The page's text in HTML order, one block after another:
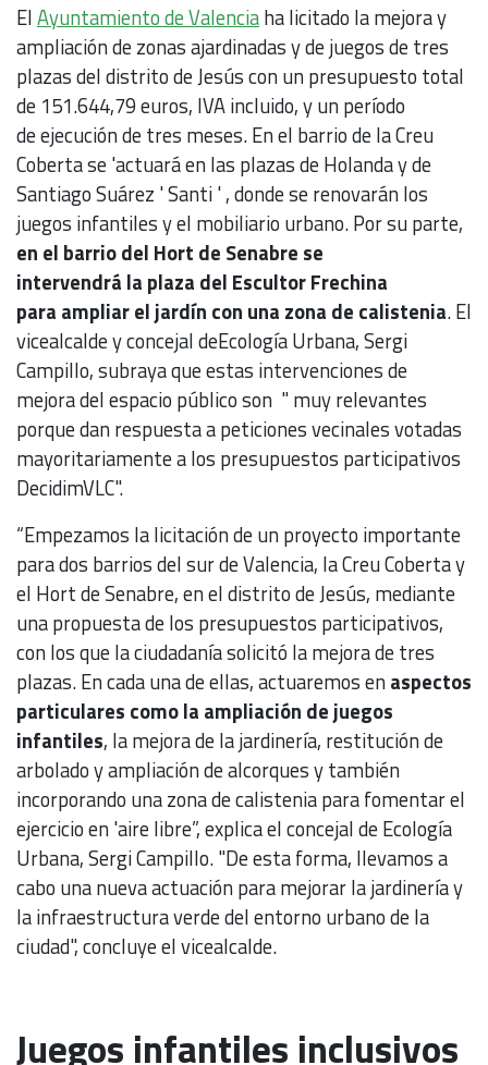
ElAyuntamiento de Valenciaha licitado la mejora y
ampliación de zonas ajardinadas y de juegos de tres
plazas del distrito de Jesús con un presupuesto total
de 151.644,79 euros, IVA incluido, y un período
de ejecución de tres meses. En el barrio de la Creu
Coberta se 'actuará en las plazas de Holanda y de
Santiago Suárez ' Santi ' , donde se renovarán los
juegos infantiles y el mobiliario urbano. Por su parte,
en el barrio del Hort de Senabre se
intervendrá la plaza del Escultor Frechina
para ampliar el jardín con una zona de calistenia. El
vicealcalde y concejal deEcología Urbana, Sergi
Campillo, subraya que estas intervenciones de
mejora del espacio público son " muy relevantes
porque dan respuesta a peticiones vecinales votadas
mayoritariamente a los presupuestos participativos
DecidimVLC".
“Empezamos la licitación de un proyecto importante
para dos barrios del sur de Valencia, la Creu Coberta y
el Hort de Senabre, en el distrito de Jesús, mediante
una propuesta de los presupuestos participativos,
con los que la ciudadanía solicitó la mejora de tres
plazas. En cada una de ellas, actuaremos enaspectos
particulares como la ampliación de juegos
infantiles, la mejora de la jardinería, restitución de
arbolado y ampliación de alcorques y también
incorporando una zona de calistenia para fomentar el
ejercicio en 'aire libre”, explica el concejal de Ecología
Urbana, Sergi Campillo. "De esta forma, llevamos a
cabo una nueva actuación para mejorar la jardinería y
la infraestructura verde del entorno urbano de la
ciudad", concluye el vicealcalde.
Juegos infantiles inclusivos